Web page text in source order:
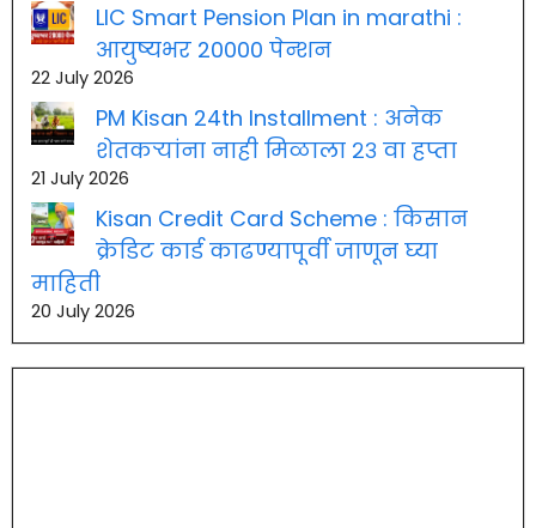
LIC Smart Pension Plan in marathi :
आयुष्यभर 20000 पेन्शन
22 July 2026
PM Kisan 24th Installment : अनेक
शेतकऱ्यांना नाही मिळाला २३ वा हप्ता
21 July 2026
Kisan Credit Card Scheme : किसान
क्रेडिट कार्ड काढण्यापूर्वी जाणून घ्या
माहिती
20 July 2026